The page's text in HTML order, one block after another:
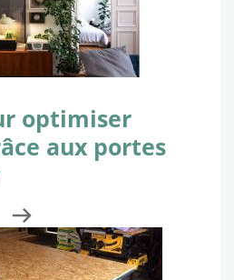
optimiser
aux portes